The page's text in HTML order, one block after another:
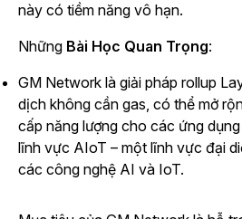
này có tiềm năng vô hạn.
Những Bài Học Quan Trọng:
GM Network là giải pháp rollup
dịch không cần gas, có thể mở
cấp năng lượng cho các ứng
lĩnh vực AIoT – một lĩnh vực đại
các công nghệ AI và IoT.